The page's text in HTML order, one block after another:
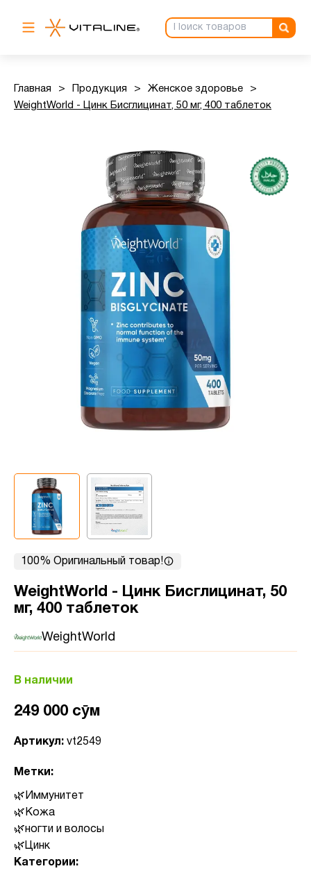
Главная > Продукция > Женское здоровье
>
WeightWorld - Цинк Бисглицинат, 50 мг, 400 таблеток
100% Оригинальный товар!
WeightWorld - Цинк Бисглицинат, 50
мг, 400 таблеток
WeightWorld
В наличии
249 000 сӯм
Артикул: vt2549
Метки:
Иммунитет
Кожа
ногти и волосы
Цинк
Категории: